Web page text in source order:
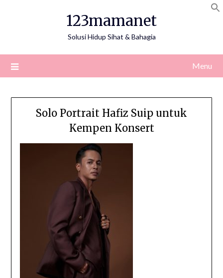
123mamanet
Solusi Hidup Sihat & Bahagia
Menu
Solo Portrait Hafiz Suip untuk
Kempen Konsert